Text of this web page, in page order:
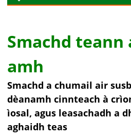
Smachd
amh
Smachd a chumail air
dèanamh cinnteach à
ìosal, agus leasachadh a
aghaidh teas